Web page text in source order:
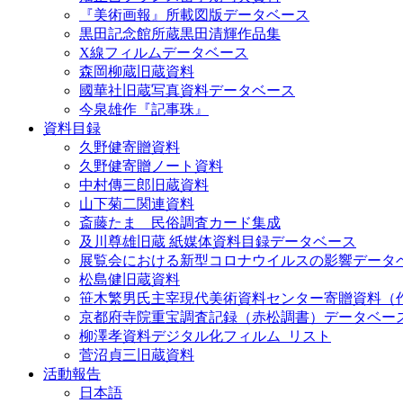
『美術画報』所載図版データベース
黒田記念館所蔵黒田清輝作品集
X線フィルムデータベース
森岡柳蔵旧蔵資料
國華社旧蔵写真資料データベース
今泉雄作『記事珠』
資料目録
久野健寄贈資料
久野健寄贈ノート資料
中村傳三郎旧蔵資料
山下菊二関連資料
斎藤たま 民俗調査カード集成
及川尊雄旧蔵 紙媒体資料目録データベース
展覧会における新型コロナウイルスの影響データ
松島健旧蔵資料
笹木繁男氏主宰現代美術資料センター寄贈資料（
京都府寺院重宝調査記録（赤松調書）データベー
柳澤孝資料デジタル化フィルム_リスト
菅沼貞三旧蔵資料
活動報告
日本語